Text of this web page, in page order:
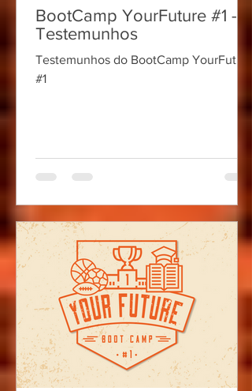
BootCamp YourFuture #1 -
Testemunhos
Testemunhos do BootCamp YourFuture
#1